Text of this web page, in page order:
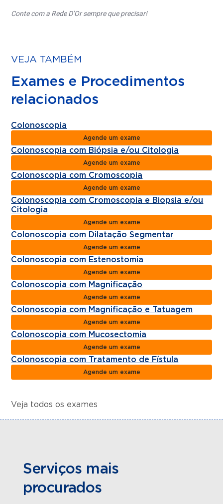
Conte com a Rede D’Or sempre que precisar!
VEJA TAMBÉM
Exames e Procedimentos
relacionados
Colonoscopia
Agende um exame
Colonoscopia com Biópsia e/ou Citologia
Agende um exame
Colonoscopia com Cromoscopia
Agende um exame
Colonoscopia com Cromoscopia e Biopsia e/ou
Citologia
Agende um exame
Colonoscopia com Dilatação Segmentar
Agende um exame
Colonoscopia com Estenostomia
Agende um exame
Colonoscopia com Magnificação
Agende um exame
Colonoscopia com Magnificação e Tatuagem
Agende um exame
Colonoscopia com Mucosectomia
Agende um exame
Colonoscopia com Tratamento de Fístula
Agende um exame
Veja todos os exames
Serviços mais
procurados